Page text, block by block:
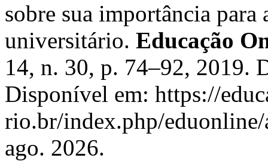
sobre sua importância
universitário. Educação
14, n. 30, p. 74–92, 2019.
Disponível em: https://
rio.br/index.php/
ago. 2026.